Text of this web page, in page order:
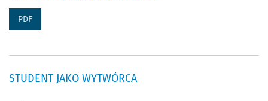
PDF
STUDENT JAKO WYTWÓRCA